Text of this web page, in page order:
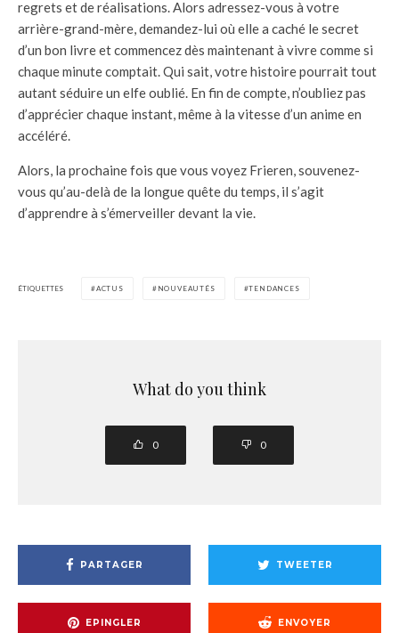
regrets et de réalisations. Alors adressez-vous à votre
arrière-grand-mère, demandez-lui où elle a caché le secret
d’un bon livre et commencez dès maintenant à vivre comme si
chaque minute comptait. Qui sait, votre histoire pourrait tout
autant séduire un elfe oublié. En fin de compte, n’oubliez pas
d’apprécier chaque instant, même à la vitesse d’un anime en
accéléré.
Alors, la prochaine fois que vous voyez Frieren, souvenez-
vous qu’au-delà de la longue quête du temps, il s’agit
d’apprendre à s’émerveiller devant la vie.
ÉTIQUETTES ACTUS NOUVEAUTÉS TENDANCES
What do you think
0 0
PARTAGER TWEETER
EPINGLER ENVOYER